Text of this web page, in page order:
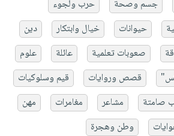
جسم وصحة
حرب ولجوء
حيوانات خيال وابتكار
دين
صعوبات تعلمية عائلة
علوم
قصص وروايات
قيم وسلوكيات
صامتة مشاعر مغامرات
مهن
وطن وهجرة